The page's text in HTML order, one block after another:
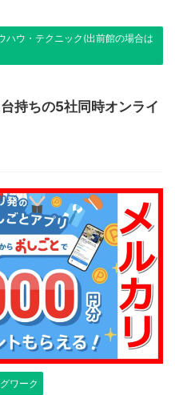
ハウ・テクニック(出前館の場合は
持ちの5社同時オンライ
ワーク